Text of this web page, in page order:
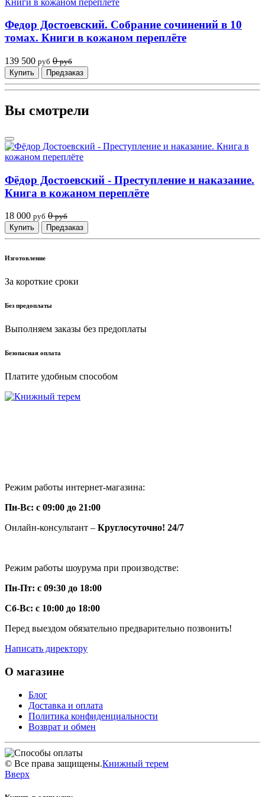
Федор Достоевский. Собрание сочинений в 10
томах. Книги в кожаном переплёте
139 500 руб 0 руб
Купить
Предзаказ
Вы смотрели
Фёдор Достоевский - Преступление и наказание.
Книга в кожаном переплёте
18 000 руб 0 руб
Купить
Предзаказ
Изготовление
За короткие сроки
Без предоплаты
Выполняем заказы без предоплаты
Безопасная оплата
Платите удобным способом
Режим работы интернет-магазина:
Пн-Вс: с 09:00 до 21:00
Онлайн-консультант – Круглосуточно! 24/7
Режим работы шоурума при производстве:
Пн-Пт: с 09:30 до 18:00
Сб-Вс: с 10:00 до 18:00
Перед выездом обязательно предварительно позвонить!
Написать директору
О магазине
Блог
Доставка и оплата
Политика конфиденциальности
Возврат и обмен
© Все права защищены.Книжный терем
Вверх